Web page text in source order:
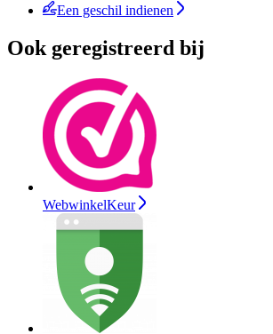
Een geschil indienen
Ook geregistreerd bij
WebwinkelKeur